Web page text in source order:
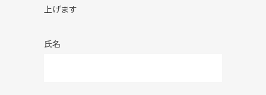
上げます
氏名